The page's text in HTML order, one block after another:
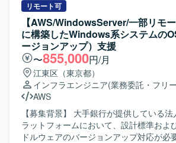
設計に深く関与していただけます。大規
プロジェクトの初期フェーズに携わるこ
的なセキュリティ基盤構築に大きな影響
きます。 【開発環境】 SIEM製品およびSOAR製品を中心と
したセキュリティソリューション環境で
す。
業務を担当していただきます。また、受
ては、プロジェクトリーダーとしてクラ
移行作業を推進し、手足要員への指示出
きます。ネットワークのみではなく、監
プ、セキュリティ、運用といった非機能
ウドインフラ全体の設計・構築に携わっ
【求める人物像】 お客様との仕様調整や
的に行いながら、クラウド基盤全体を俯
をリードしていただける方を求めており
見をもとに提案内容をわかりやすく説明
にコミュニケーションが取れる方を歓迎い
ジションの魅力】 プリセールスから設計
リモート可
【AWS/WindowsServer/一部リモ
に構築したWindows系システムの
ージョンアップ）支援
〜855,000円/月
江東区（東京都）
インフラエンジニア(業務委託・フリ
AWS
【募集背景】 大手銀行が提供している
ラットフォームにおいて、設計標準およ
ドルウェアのバージョンアップ対応が必